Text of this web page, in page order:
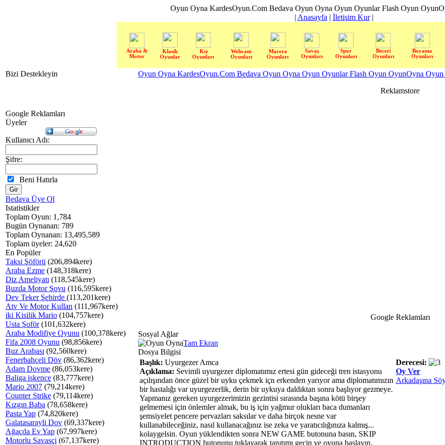
Oyun Oyna KardesOyun.Com Bedava Oyun Oyna Oyun Oyunlar Flash Oyun
| Anasayfa | İletişim Kur|
Araba &
Motor
Klasik
Oyunlar
Kız
Oyunları
Webcam
Oyunları
Macera
Oyunları
Savaş
Oyunları
Spor
Oyunları
Beceri
Oyunları
Boyama
Oyunları
Bizi Destekleyin
Google Reklamları
Üyeler
Kullanıcı Adı:
Şifre:
Beni Hatırla
Bedava Üye Ol
Istatistikler
Toplam Oyun: 1,784
Bugün Oynanan: 789
Toplam Oynanan: 13,495,589
Toplam üyeler: 24,620
En Popüler
Taksi Şöförü (206,894kere)
Araba Ezme (148,318kere)
Diz Ameliyatı (118,545kere)
Buzda Motor Şovu (116,595kere)
Dev Teker Şehirde (113,201kere)
Atv Ve Motor Kullan (111,967kere)
iki Kisilik Mario (104,757kere)
Usta Şoför(101,632kere)
Araba Modifiye Oyunu (100,378kere)
Fifa 2008 Oyunu (98,856kere)
Buz Arabası (92,560kere)
Fenerbahçeli Döv (86,362kere)
Adam Dovme (86,053kere)
Baliga iskence (83,777kere)
Mario 2007 (79,214kere)
Counter Strike (79,114kere)
Kızgın Baba (78,658kere)
Pasta Yap (74,820kere)
Galatasarayli Dov (69,337kere)
Ağaçda Ev Yap (67,997kere)
Motorlu Savasçi (67,137kere)
Oyun Oyna KardesOyun.Com Bedava Oyun Oyna Oyun Oyunlar Flash Oyun OyunOyna Oyun
Reklamstore
Google Reklamları
Sosyal Ağlar
Tam Ekran
Dosya Bilgisi
Başlık: Uyurgezer Amca
Açıklama: Sevimli uyurgezer diplomatımız ertesi gün gideceği tren istasyonu
açılışından önce güzel bir uyku çekmek içn erkenden yarıyor ama diplomatımızın
bir hastalığı var uyurgezerlik, derin bir uykuya daldıktan sonra başlıyor gezmeye.
Yapmanız gereken uyurgezerimizin gezintisi sırasında başına kötü birşey
gelmemesi için önlemler almak, bu iş için yağmur olukları baca dumanları
şemsiyelet pencere pervazları saksılar ve daha birçok nesne var
kullanabileceğiniz, nasıl kullanacağınız ise zeka ve yaratıcılığınıza kalmış...
kolaygelsin. Oyun yüklendikten sonra NEW GAME butonuna basın, SKIP
INTRODUCTION butonunu tuklayarak tanıtımı geçin ve oyuna başlayın,
Derecesi:
Oy Ver
Arkadaşına